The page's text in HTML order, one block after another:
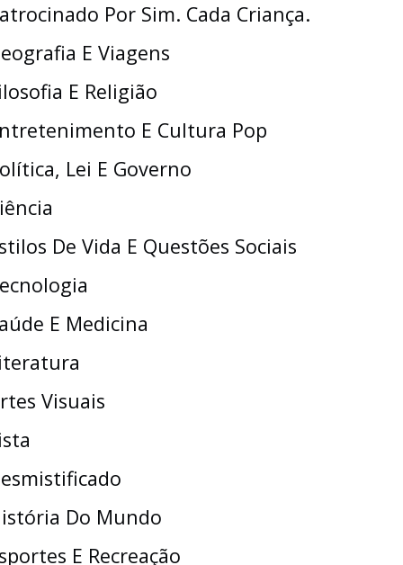
Por Sim. Cada Criança.
E Viagens
E Religião
E Cultura Pop
Lei E Governo
De Vida E Questões Sociais
E Medicina
Visuais
Do Mundo
E Recreação